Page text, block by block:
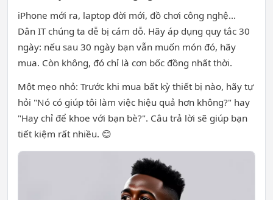
iPhone mới ra, laptop đời mới, đồ chơi công nghệ...
Dân IT chúng ta dễ bị cám dỗ. Hãy áp dụng quy tắc 30
ngày: nếu sau 30 ngày bạn vẫn muốn món đó, hãy
mua. Còn không, đó chỉ là cơn bốc đồng nhất thời.
Một mẹo nhỏ: Trước khi mua bất kỳ thiết bị nào, hãy tự
hỏi "Nó có giúp tôi làm việc hiệu quả hơn không?" hay
"Hay chỉ để khoe với bạn bè?". Câu trả lời sẽ giúp bạn
tiết kiệm rất nhiều. 😊